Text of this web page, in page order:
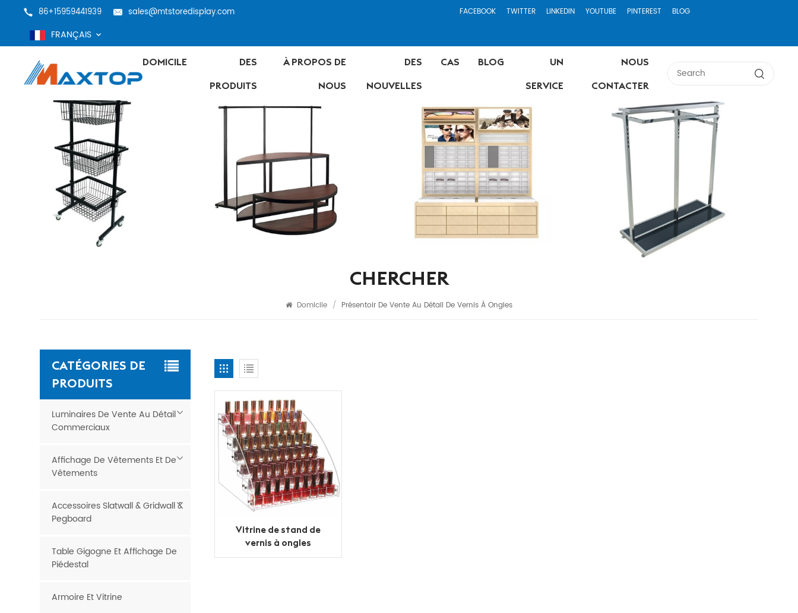
86+15959441939 sales@mtstoredisplay.com FACEBOOK TWITTER LINKEDIN YOUTUBE PINTEREST BLOG
FRANÇAIS
DOMICILE
DES
PRODUITS
À PROPOS DE
NOUS
DES
NOUVELLES
CAS BLOG
UN
SERVICE
NOUS
CONTACTER
CHERCHER
Domicile / Présentoir De Vente Au Détail De Vernis À Ongles
Vitrine de stand de
vernis à ongles
acrylique de mode
CATÉGORIES DE
PRODUITS
Luminaires De Vente Au Détail
Commerciaux
Affichage De Vêtements Et De
Vêtements
Accessoires Slatwall & Gridwall &
Pegboard
Table Gigogne Et Affichage De
Piédestal
Armoire Et Vitrine